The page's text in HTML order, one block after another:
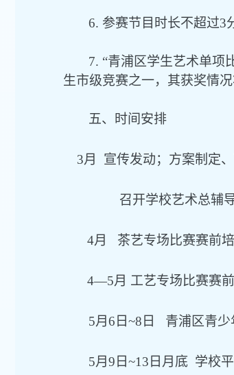
6. 参赛节目时长不超过3
7. “青浦区学生艺术单项
生市级竞赛之一，其获奖情
五、时间安排
3月 宣传发动；方案制定
召开学校艺术总辅
4月 茶艺专场比赛赛前培
4—5月 工艺专场比赛赛前
5月6日~8日 青浦区青
5月9日~13日 月底 学校